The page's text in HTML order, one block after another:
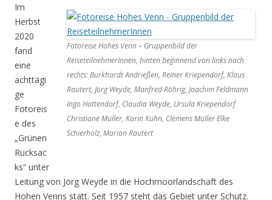
Fotoreise Hohes Venn – Gruppenbild der
ReiseteilnehmerInnen, hinten beginnend von links nach
rechts: Burkhardt Andrießen, Reiner Kriependorf, Klaus
Rautert, Jörg Weyde, Manfred Röhrig, Joachim Feldmann
Ingo Hattendorf, Claudia Weyde, Ursula Kriependorf
Christiane Müller, Karin Kühn, Clemens Müller Elke
Schierholz, Marion Rautert
Im
Herbst
2020
fand
eine
achttägi
ge
Fotoreis
e des
„Grünen
Rucksac
ks“ unter
Leitung von Jörg Weyde in die Hochmoorlandschaft des
Hohen Venns statt. Seit 1957 steht das Gebiet unter Schutz.